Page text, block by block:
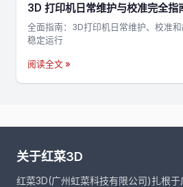
3D 打印机日常维护与校准完全指
全面指南：3D打印机日常维护、校准
稳定运行
阅读全文 »
关于红菜3D
红菜3D(广州虹菜科技有限公司)扎根